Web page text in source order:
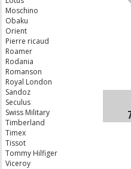
Moschino
Obaku
Orient
Pierre ricaud
Roamer
Rodania
Romanson
Royal London
Sandoz
Seculus
Swiss Military
Timberland
Timex
Tissot
Tommy Hilfiger
Viceroy